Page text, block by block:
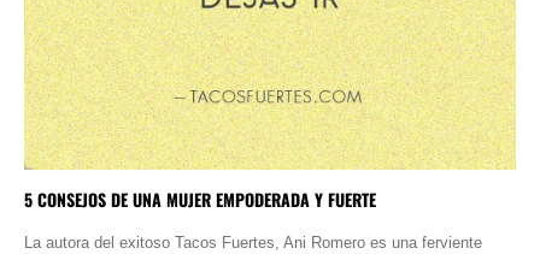
5 CONSEJOS DE UNA MUJER EMPODERADA Y FUERTE
La autora del exitoso Tacos Fuertes, Ani Romero es una ferviente